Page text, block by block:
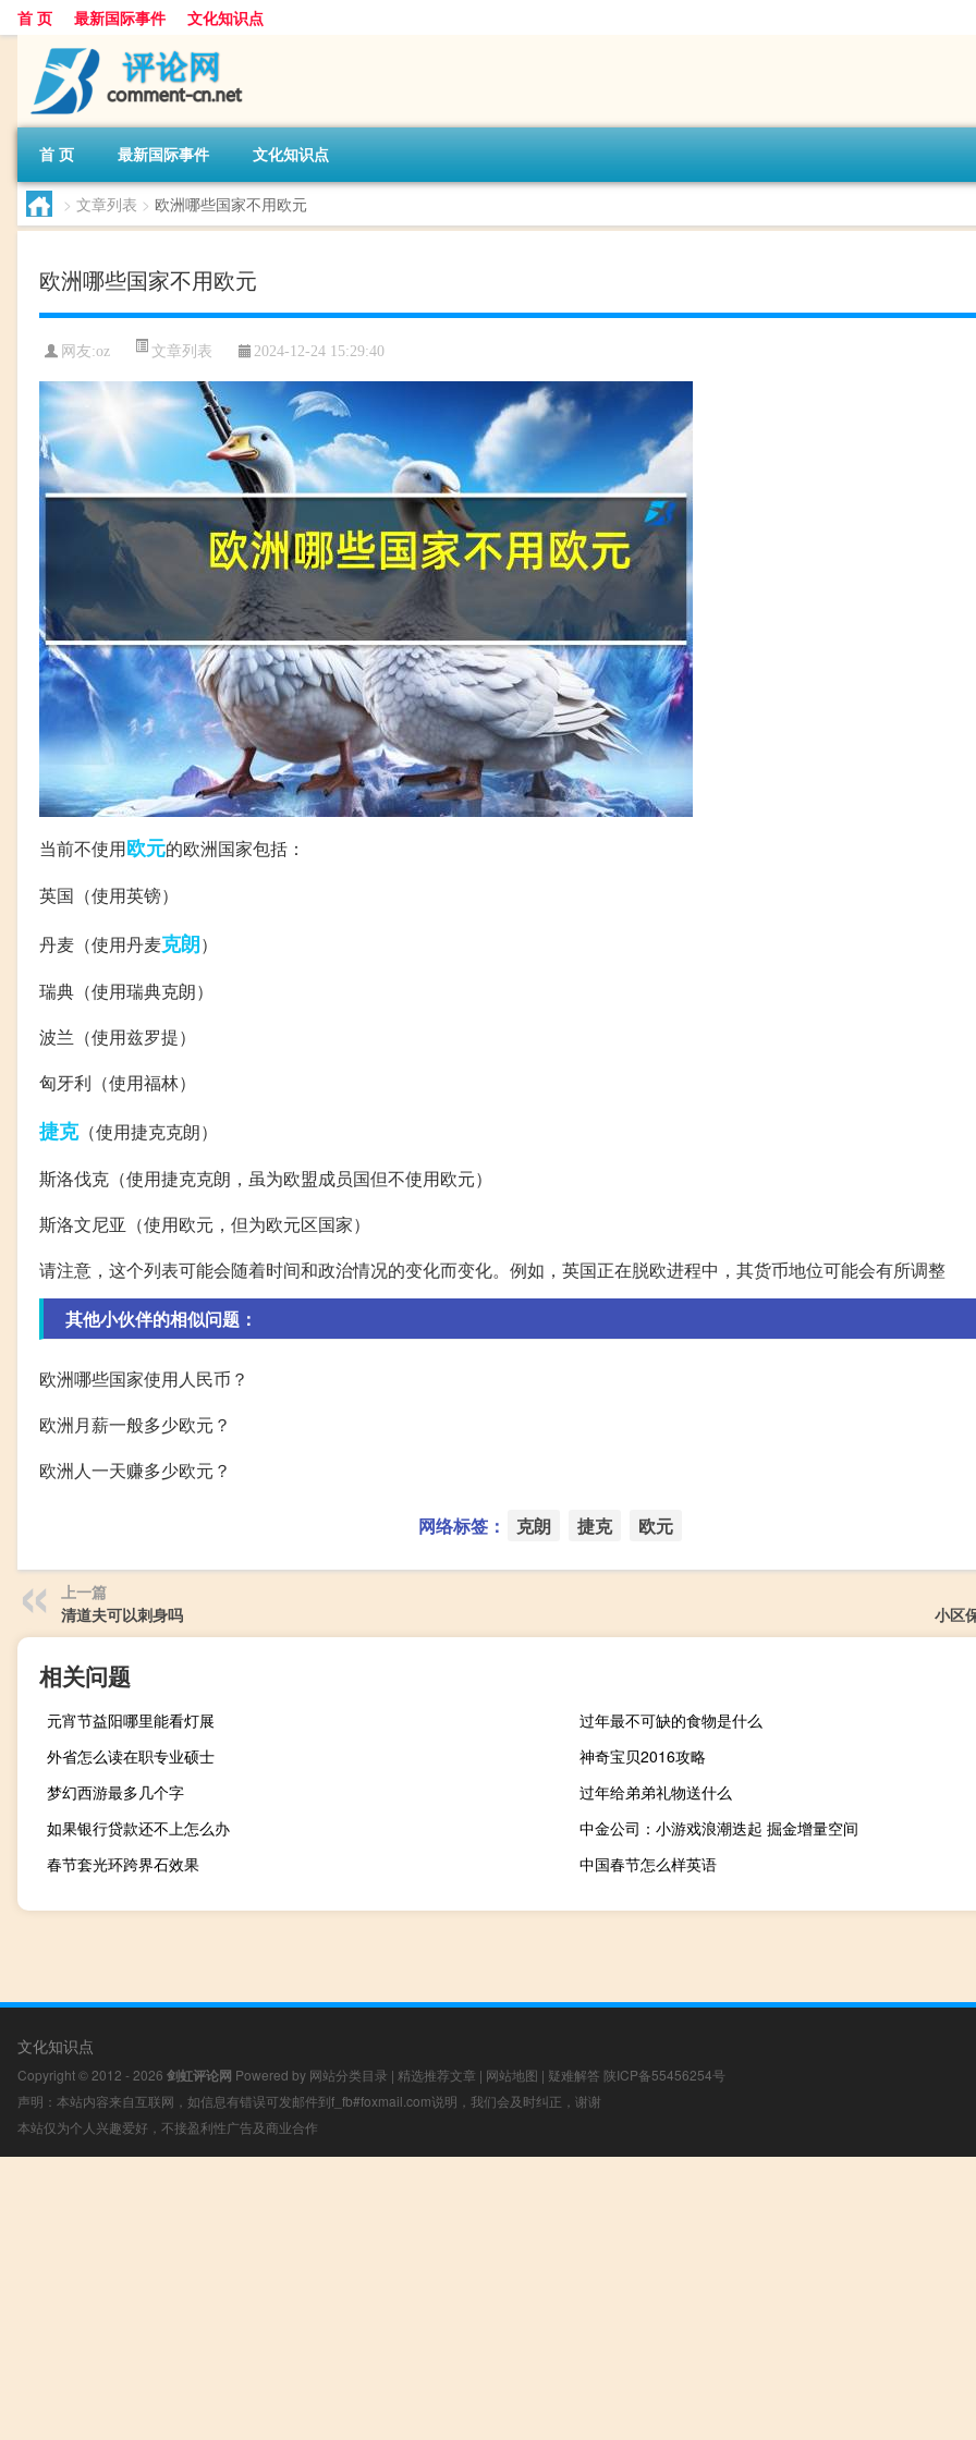
首 页 最新国际事件 文化知识点
首 页 最新国际事件 文化知识点
> 文章列表 > 欧洲哪些国家不用欧元
欧洲哪些国家不用欧元
网友:oz 文章列表 2024-12-24 15:29:40
当前不使用欧元的欧洲国家包括：
英国（使用英镑）
丹麦（使用丹麦克朗）
瑞典（使用瑞典克朗）
波兰（使用兹罗提）
匈牙利（使用福林）
捷克（使用捷克克朗）
斯洛伐克（使用捷克克朗，虽为欧盟成员国但不使用欧元）
斯洛文尼亚（使用欧元，但为欧元区国家）
请注意，这个列表可能会随着时间和政治情况的变化而变化。例如，英国正在脱欧进程中，其货币地位可能会有所调整
其他小伙伴的相似问题：
欧洲哪些国家使用人民币？
欧洲月薪一般多少欧元？
欧洲人一天赚多少欧元？
网络标签： 克朗 捷克 欧元
上一篇
清道夫可以刺身吗
小区
相关问题
元宵节益阳哪里能看灯展
过年最不可缺的食物是什么
外省怎么读在职专业硕士
神奇宝贝2016攻略
梦幻西游最多几个字
过年给弟弟礼物送什么
如果银行贷款还不上怎么办
中金公司：小游戏浪潮迭起 掘金增量空间
春节套光环跨界石效果
中国春节怎么样英语
文化知识点
Copyright © 2012 - 2026 剑虹评论网 Powered by 网站分类目录 | 精选推荐文章 | 网站地图 | 疑难解答 陕ICP备55456254号
声明：本站内容来自互联网，如信息有错误可发邮件到f_fb#foxmail.com说明，我们会及时纠正，谢谢
本站仅为个人兴趣爱好，不接盈利性广告及商业合作